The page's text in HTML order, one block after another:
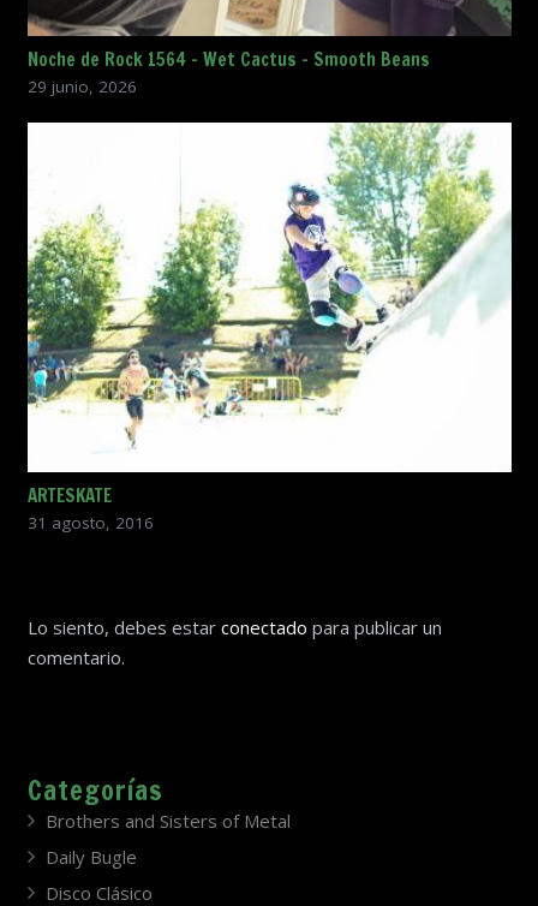
Noche de Rock 1564 – Wet Cactus – Smooth Beans
29 junio, 2026
ARTESKATE
31 agosto, 2016
Lo siento, debes estar conectado para publicar un
comentario.
Categorías
Brothers and Sisters of Metal
Daily Bugle
Disco Clásico